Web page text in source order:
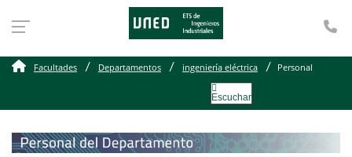
Facultades Departamentos ingeniería eléctrica Personal
Escuchar